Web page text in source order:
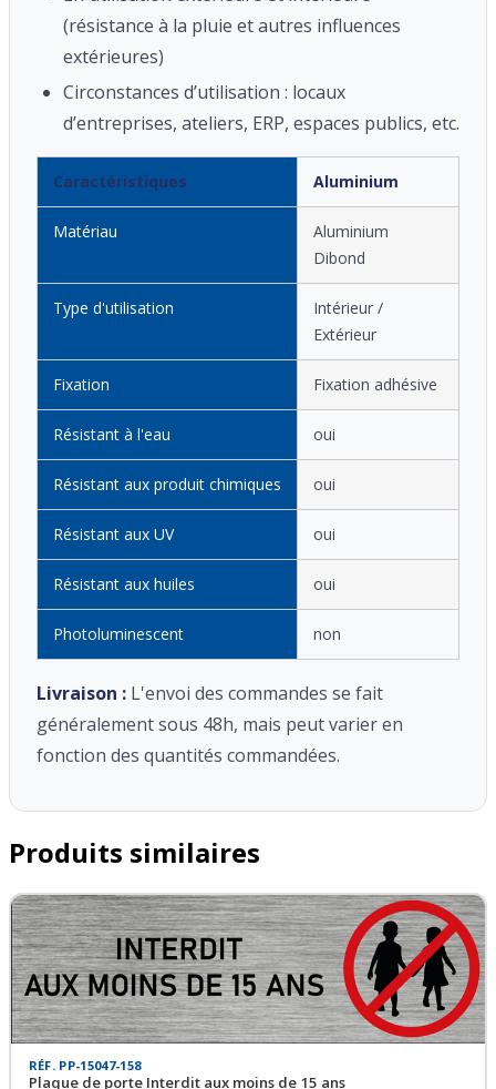
(résistance à la pluie et autres influences
extérieures)
Circonstances d’utilisation : locaux
d’entreprises, ateliers, ERP, espaces publics, etc.
Caractéristiques Aluminium
Matériau
Aluminium
Dibond
Type d'utilisation
Intérieur /
Extérieur
Fixation Fixation adhésive
Résistant à l'eau oui
Résistant aux produit chimiques oui
Résistant aux UV oui
Résistant aux huiles oui
Photoluminescent non
Livraison : L'envoi des commandes se fait
généralement sous 48h, mais peut varier en
fonction des quantités commandées.
Produits similaires
RÉF. PP-15047-158
Plaque de porte Interdit aux moins de 15 ans